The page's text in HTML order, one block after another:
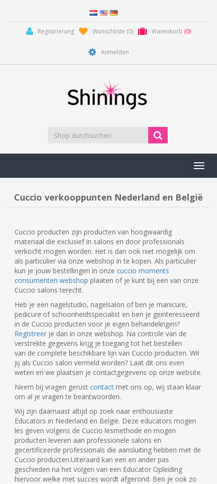
Registrierung Wunschliste (0) Warenkorb (0)
Anmelden
Cuccio verkooppunten Nederland en België
Cuccio producten zijn producten van hoogwaardig
materiaal die exclusief in salons en door professionals
verkocht mogen worden. Het is dan ook niet mogelijk om
als particulier via onze webshop in te kopen. Als particulier
kun je jouw bestellingen in onze cuccio moments
consumenten webshop plaaten of je kunt bij een van onze
Cuccio salons terecht.
Heb je een nagelstudio, nagelsalon of ben je manicure,
pedicure of schoonheidsspecialist en ben je geinteresseerd
in de Cuccio producten voor je eigen behandelingen?
Registreer je dan in onze webshop. Na controle van de
verstrekte gegevens krijg je toegang tot het bestellen
van de complete beschikbare lijn van Cuccio producten. Wil
jij als Cuccio salon vermeld worden? Laat dit ons even
weten en we plaatsen je contactgegevens op onze website.
Neem bij vragen gerust contact met ons op, wij staan klaar
om al je vragen te beantwoorden.
Wij zijn daarnaast altijd op zoek naar enthousiaste
Educators in Nederland en België. Deze educators mogen
les geven volgens de Cuccio lesmethode en mogen
producten leveren aan professionele salons en
gecertificeerde professionals die aansluiting hebben met de
Cuccio producten.Uiteraard kan een en ander pas
geschieden na het volgen van een Educator Opleiding
hiervoor welke met succes wordt afgerond. Ben je ook zo